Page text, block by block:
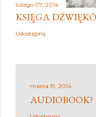
lutego 07, 2014
KSIĘGA
Udostępnij
marca 19, 2014
AUDIOBOOK?